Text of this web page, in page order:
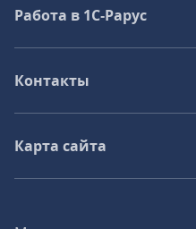
Работа в 1С‑Рарус
Контакты
Карта сайта